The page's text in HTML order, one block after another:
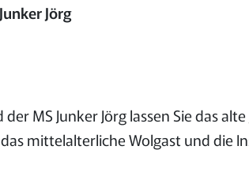
Jörg
MS Junker Jörg lassen Sie das
mittelalterliche Wolgast und die